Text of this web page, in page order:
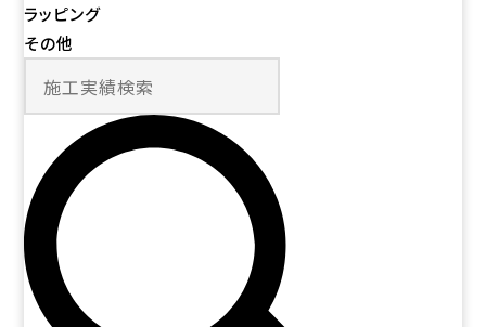
ラッピング
その他